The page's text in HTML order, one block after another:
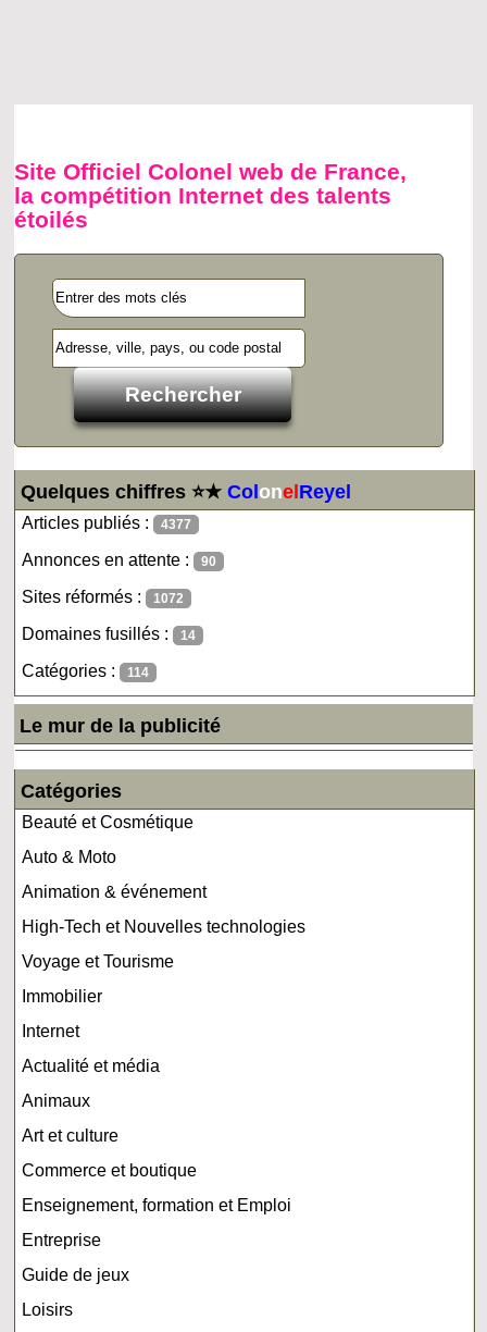
Site Officiel Colonel web de France,
la compétition Internet des talents
étoilés
Quelques chiffres ⭐★ColonelReyel
Articles publiés : 4377
Annonces en attente : 90
Sites réformés : 1072
Domaines fusillés : 14
Catégories : 114
Le mur de la publicité
Catégories
Beauté et Cosmétique
Auto & Moto
Animation & événement
High-Tech et Nouvelles technologies
Voyage et Tourisme
Immobilier
Internet
Actualité et média
Animaux
Art et culture
Commerce et boutique
Enseignement, formation et Emploi
Entreprise
Guide de jeux
Loisirs